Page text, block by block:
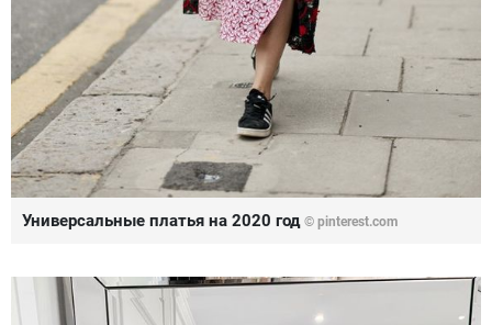
Универсальные платья на 2020 год © pinterest.com